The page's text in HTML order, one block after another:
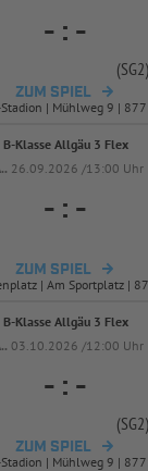
- : -
ZUM SPIEL
Stadion | Mühlweg 9 |
B-Klasse Allgäu 3 Flex
26.09.2026 /13:00 Uhr
- : -
ZUM SPIEL
| Am Sportplatz |
B-Klasse Allgäu 3 Flex
03.10.2026 /12:00 Uhr
- : -
ZUM SPIEL
Stadion | Mühlweg 9 |